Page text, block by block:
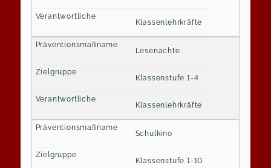
Klassenlehrkräfte
Lesenächte
Klassenstufe 1-4
Klassenlehrkräfte
Schulkino
Klassenstufe 1-10